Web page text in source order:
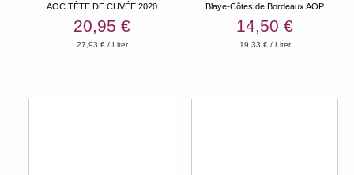
AOC TÊTE DE CUVÉE 2020
20,95 €
27,93 € / Liter
Blaye-Côtes de Bordeaux AOP
14,50 €
19,33 € / Liter